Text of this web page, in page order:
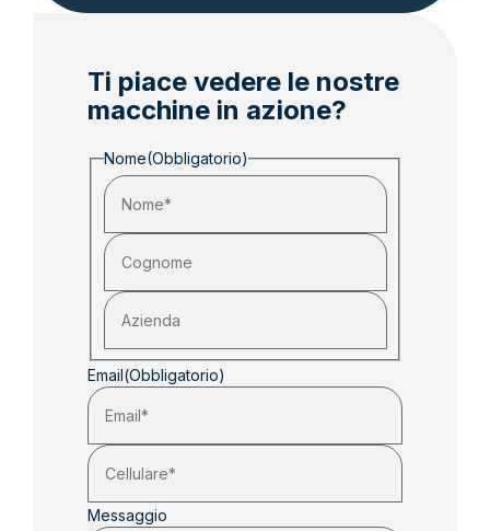
Ti piace vedere le nostre
macchine in azione?
Nome(Obbligatorio)
Email(Obbligatorio)
Messaggio